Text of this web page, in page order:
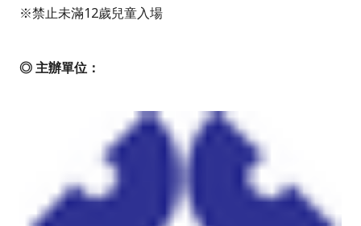
※禁止未滿12歲兒童入場
◎ 主辦單位：